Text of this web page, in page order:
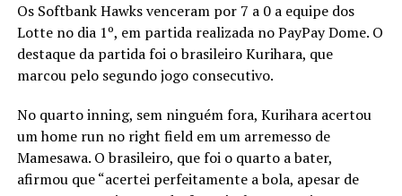
Os Softbank Hawks venceram por 7 a 0 a equipe dos
Lotte no dia 1º, em partida realizada no PayPay Dome. O
destaque da partida foi o brasileiro Kurihara, que
marcou pelo segundo jogo consecutivo.
No quarto inning, sem ninguém fora, Kurihara acertou
um home run no right field em um arremesso de
Mamesawa. O brasileiro, que foi o quarto a bater,
afirmou que “acertei perfeitamente a bola, apesar de